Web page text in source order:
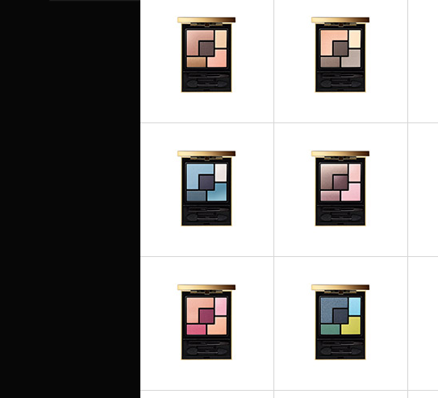
OMBRES À PAUPIÈRES
Couture Palette - Lumières
Majorelle
OMBRES À PAUPIÈRES
Couture Palette - 01 Tuxedo
OMBRES À PAUPIÈRES
Couture Palette - 03 Afrique
OMBRES À PAUPIÈRES
Couture Palette - 04
Saharienne
OMBRES À PAUPIÈRES
Couture Palette - 06 Rive
Gauche
OMBRES À PAUPIÈRES
Couture Palette - 07
Parisienne